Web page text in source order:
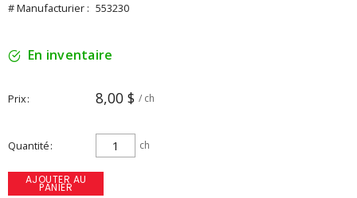
# Manufacturier : 553230
En inventaire
Prix 8,00 $ / ch
Quantité ch
AJOUTER AU
PANIER